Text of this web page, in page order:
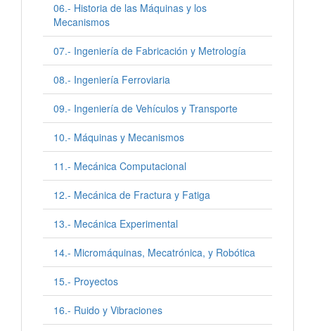
06.- Historia de las Máquinas y los
Mecanismos
07.- Ingeniería de Fabricación y Metrología
08.- Ingeniería Ferroviaria
09.- Ingeniería de Vehículos y Transporte
10.- Máquinas y Mecanismos
11.- Mecánica Computacional
12.- Mecánica de Fractura y Fatiga
13.- Mecánica Experimental
14.- Micromáquinas, Mecatrónica, y Robótica
15.- Proyectos
16.- Ruido y Vibraciones